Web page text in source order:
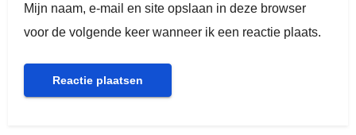
Mijn naam, e-mail en site opslaan in deze browser
voor de volgende keer wanneer ik een reactie plaats.